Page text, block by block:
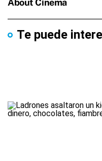
Te puede